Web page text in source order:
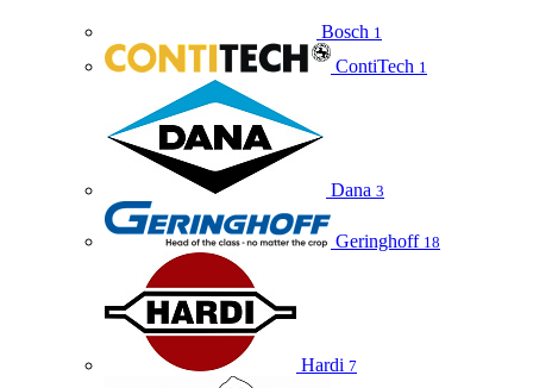
Bosch 1
ContiTech 1
Dana 3
Geringhoff 18
Hardi 7